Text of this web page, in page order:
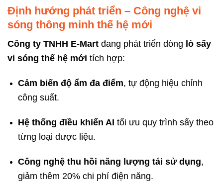
Định hướng phát triển – Công nghệ vi
sóng thông minh thế hệ mới
Công ty TNHH E-Mart đang phát triển dòng lò sấy
vi sóng thế hệ mới tích hợp:
Cảm biến độ ẩm đa điểm, tự động hiệu chỉnh
công suất.
Hệ thống điều khiển AI tối ưu quy trình sấy theo
từng loại dược liệu.
Công nghệ thu hồi năng lượng tái sử dụng,
giảm thêm 20% chi phí điện năng.